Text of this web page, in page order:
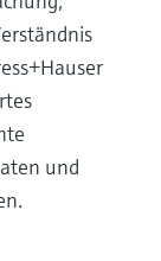
als
Gesetzeskonformität
und